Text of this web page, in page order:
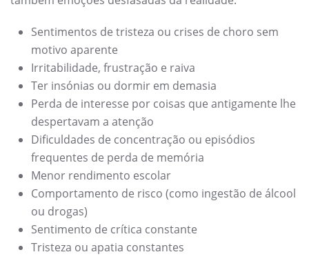
Sentimentos de tristeza ou crises de choro sem
motivo aparente
Irritabilidade, frustração e raiva
Ter insónias ou dormir em demasia
Perda de interesse por coisas que antigamente lhe
despertavam a atenção
Dificuldades de concentração ou episódios
frequentes de perda de memória
Menor rendimento escolar
Comportamento de risco (como ingestão de álcool
ou drogas)
Sentimento de crítica constante
Tristeza ou apatia constantes